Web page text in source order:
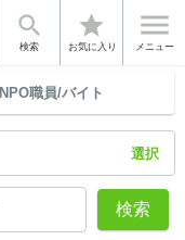

検索
star
お気に入り

メニュー
NPO職員/バイト
選択
検索